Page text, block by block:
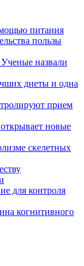
питания
пользы
назвали
диеты и одна
прием
новые
скелетных
для контроля
когнитивного